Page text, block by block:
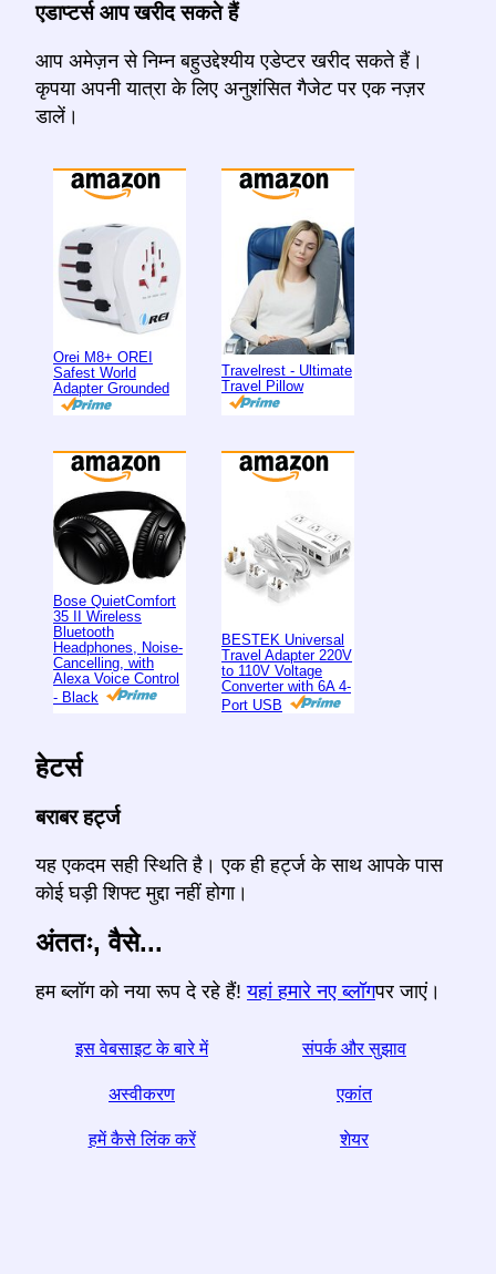
एडाप्टर्स आप खरीद सकते हैं
आप अमेज़न से निम्न बहुउद्देश्यीय एडेप्टर खरीद सकते हैं।
कृपया अपनी यात्रा के लिए अनुशंसित गैजेट पर एक नज़र
डालें।
Orei M8+ OREI
Safest World
Adapter Grounded
Travelrest - Ultimate
Travel Pillow
Bose QuietComfort
35 II Wireless
Bluetooth
Headphones, Noise-
Cancelling, with
Alexa Voice Control
- Black
BESTEK Universal
Travel Adapter 220V
to 110V Voltage
Converter with 6A 4-
Port USB
हेटर्स
बराबर हर्ट्ज
यह एकदम सही स्थिति है। एक ही हर्ट्ज के साथ आपके पास
कोई घड़ी शिफ्ट मुद्दा नहीं होगा।
अंततः, वैसे...
हम ब्लॉग को नया रूप दे रहे हैं!यहां हमारे नए ब्लॉगपर जाएं।
इस वेबसाइट के बारे में संपर्क और सुझाव
अस्वीकरण एकांत
हमें कैसे लिंक करें शेयर